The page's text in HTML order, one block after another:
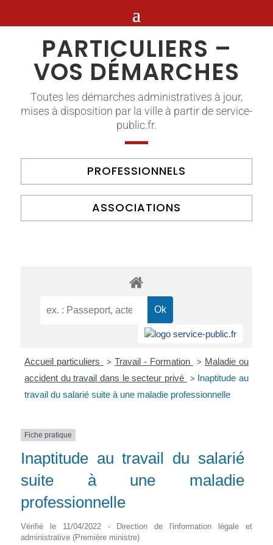
PARTICULIERS –
VOS DÉMARCHES
Toutes les démarches administratives à jour,
mises à disposition par la ville à partir de service-
public.fr.
PROFESSIONNELS
ASSOCIATIONS
Accueil particuliers > Travail - Formation > Maladie ou
accident du travail dans le secteur privé
> Inaptitude au
travail du salarié suite à une maladie professionnelle
Fiche pratique
Inaptitude au travail du salarié
suite à une maladie
professionnelle
Vérifié le 11/04/2022 - Direction de l'information légale et
administrative (Première ministre)